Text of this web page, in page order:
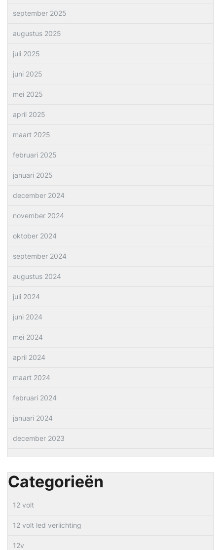
september 2025
augustus 2025
juli 2025
juni 2025
mei 2025
april 2025
maart 2025
februari 2025
januari 2025
december 2024
november 2024
oktober 2024
september 2024
augustus 2024
juli 2024
juni 2024
mei 2024
april 2024
maart 2024
februari 2024
januari 2024
december 2023
Categorieën
12 volt
12 volt led verlichting
12v